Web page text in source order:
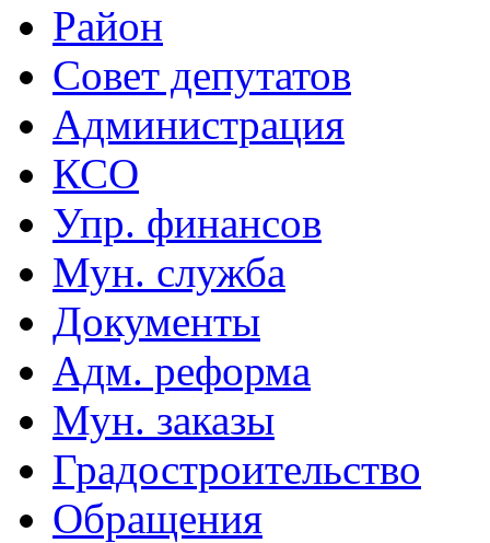
Район
Совет депутатов
Администрация
КСО
Упр. финансов
Мун. служба
Документы
Адм. реформа
Мун. заказы
Градостроительство
Обращения